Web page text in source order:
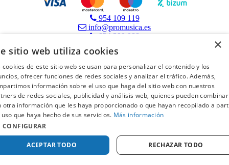
954 109 119
info@promusica.es
924 290 088
Promúsica
Tiendas
Blog
Financiación
Especialistas
Alquiler de instrumentos
Guitarras | Bajos
×
sitio web utiliza cookies
cookies de este sitio web se usan para personalizar el contenido y los
ofrecer funciones de redes sociales y analizar el tráfico. Además,
información sobre el uso que haga del sitio web con nuestros
de redes sociales, publicidad y análisis web, quienes pueden
otra información que les haya proporcionado o que hayan recopilado a
que haya hecho de sus servicios. Más información
CONFIGURAR
ACEPTAR TODO RECHAZAR TODO